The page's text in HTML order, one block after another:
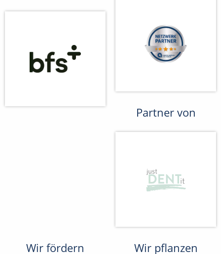
Partner von
Wir fördern Wir pflanzen